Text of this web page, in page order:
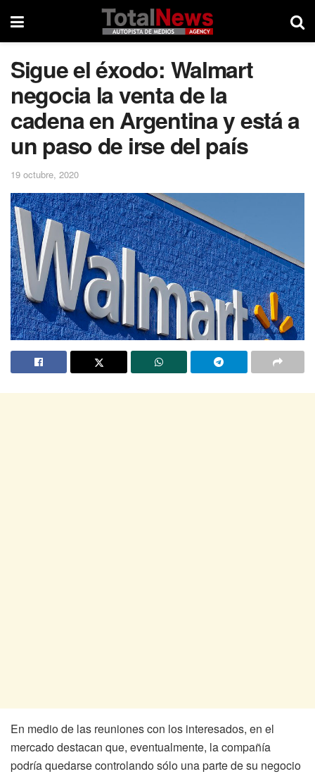
Sigue el éxodo: Walmart
negocia la venta de la
cadena en Argentina y está a
un paso de irse del país
19 octubre, 2020
En medio de las reuniones con los interesados, en el
mercado destacan que, eventualmente, la compañía
podría quedarse controlando sólo una parte de su negocio